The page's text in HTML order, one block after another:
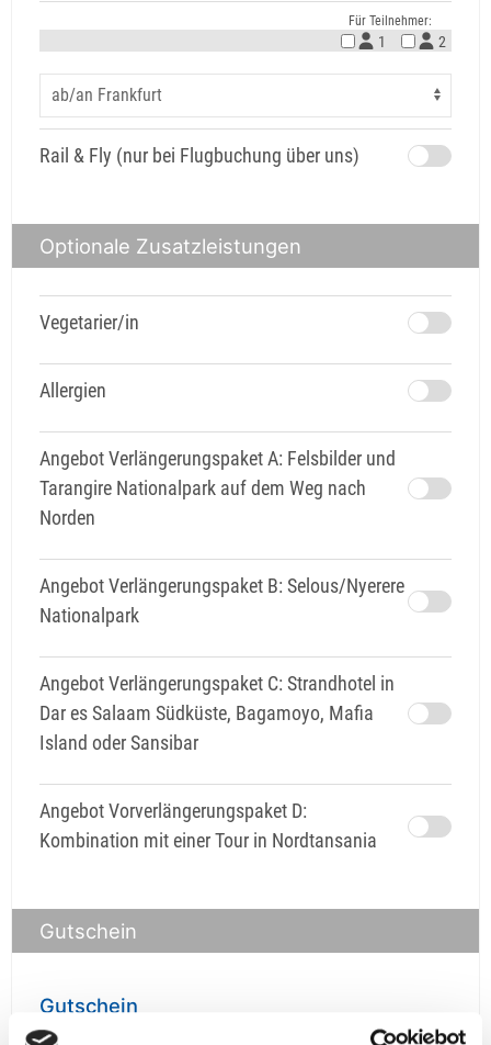
Für Teilnehmer:
1 2
Rail & Fly (nur bei Flugbuchung über uns)
Optionale Zusatzleistungen
Vegetarier/in
Allergien
Angebot Verlängerungspaket A: Felsbilder und
Tarangire Nationalpark auf dem Weg nach
Norden
Angebot Verlängerungspaket B: Selous/Nyerere
Nationalpark
Angebot Verlängerungspaket C: Strandhotel in
Dar es Salaam Südküste, Bagamoyo, Mafia
Island oder Sansibar
Angebot Vorverlängerungspaket D:
Kombination mit einer Tour in Nordtansania
Gutschein
Gutschein